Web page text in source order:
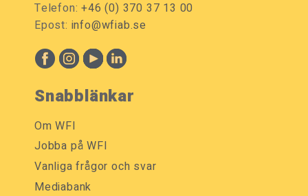
Telefon:+46 (0) 370 37 13 00
Epost: info@wfiab.se
Snabblänkar
Om WFI
Jobba på WFI
Vanliga frågor och svar
Mediabank